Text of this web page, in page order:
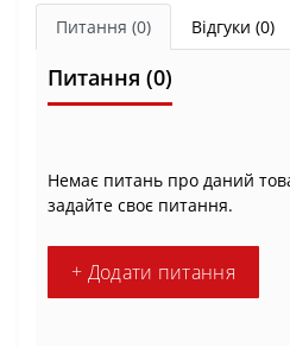
Питання (0) Відгуки (0)
Питання (0)
Немає питань про даний
задайте своє питання.
+ Додати питання